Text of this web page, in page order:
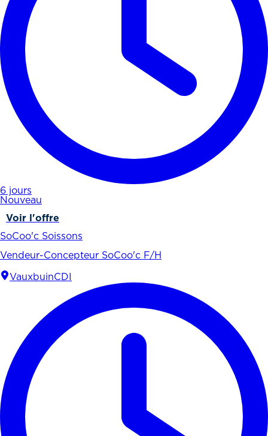
6 jours
Nouveau
Voir l'offre
SoCoo'c Soissons
Vendeur-Concepteur SoCoo'c F/H
VauxbuinCDI